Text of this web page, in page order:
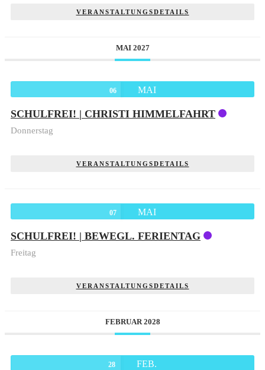
VERANSTALTUNGSDETAILS
MAI 2027
06 MAI
SCHULFREI! | CHRISTI HIMMELFAHRT
Donnerstag
VERANSTALTUNGSDETAILS
07 MAI
SCHULFREI! | BEWEGL. FERIENTAG
Freitag
VERANSTALTUNGSDETAILS
FEBRUAR 2028
28 FEB.